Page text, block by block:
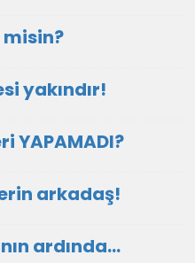
yakındır!
YAPAMADI?
arkadaş!
ardında…